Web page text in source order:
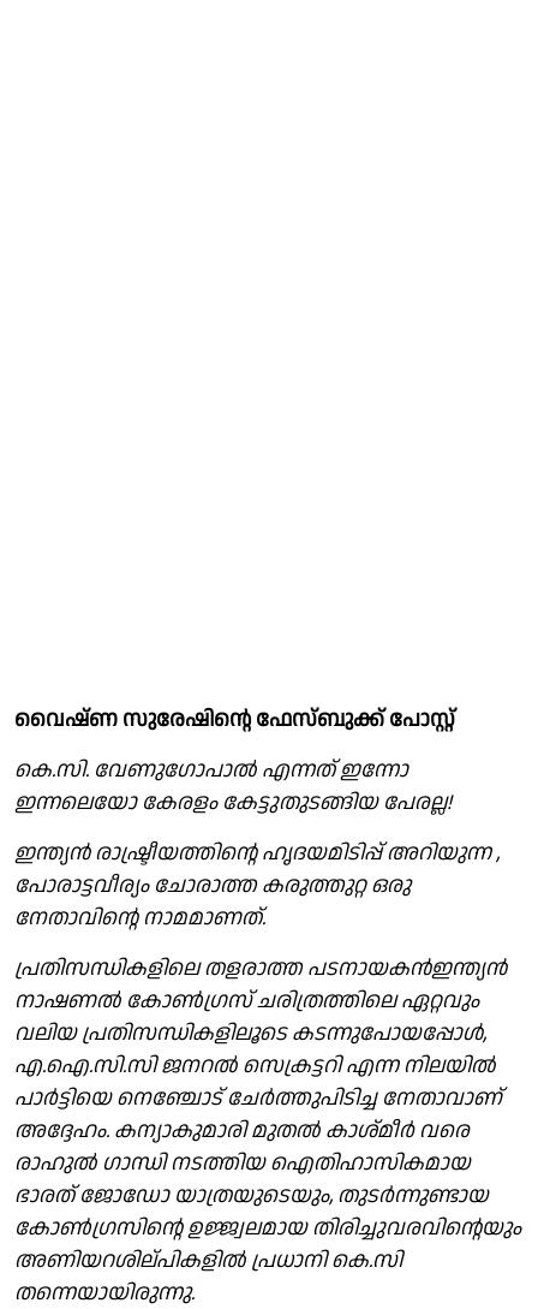
വൈഷ്ണ സുരേഷിൻ്റെ ഫേസ്ബുക്ക് പോസ്റ്റ്
കെ.സി. വേണുഗോപാൽ എന്നത് ഇന്നോ
ഇന്നലെയോ കേരളം കേട്ടുതുടങ്ങിയ പേരല്ല!
ഇന്ത്യൻ രാഷ്ട്രീയത്തിന്റെ ഹൃദയമിടിപ്പ് അറിയുന്ന ,
പോരാട്ടവീര്യം ചോരാത്ത കരുത്തുറ്റ ഒരു
നേതാവിന്റെ നാമമാണത്.
പ്രതിസന്ധികളിലെ തളരാത്ത പടനായകൻഇന്ത്യൻ
നാഷണൽ കോൺഗ്രസ് ചരിത്രത്തിലെ ഏറ്റവും
വലിയ പ്രതിസന്ധികളിലൂടെ കടന്നുപോയപ്പോൾ,
എ.ഐ.സി.സി ജനറൽ സെക്രട്ടറി എന്ന നിലയിൽ
പാർട്ടിയെ നെഞ്ചോട് ചേർത്തുപിടിച്ച നേതാവാണ്
അദ്ദേഹം. കന്യാകുമാരി മുതൽ കാശ്മീർ വരെ
രാഹുൽ ഗാന്ധി നടത്തിയ ഐതിഹാസികമായ
ഭാരത് ജോഡോ യാത്രയുടെയും, തുടർന്നുണ്ടായ
കോൺഗ്രസിന്റെ ഉജ്ജ്വലമായ തിരിച്ചുവരവിന്റെയും
അണിയറശില്പികളിൽ പ്രധാനി കെ.സി
തന്നെയായിരുന്നു.